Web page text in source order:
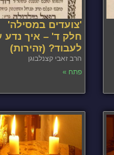
'צועדים במסילה'
חלק ד' – איך נדע
לעבוד? (זהירות)
הרב זאבי קצנלבוגן
פתח »